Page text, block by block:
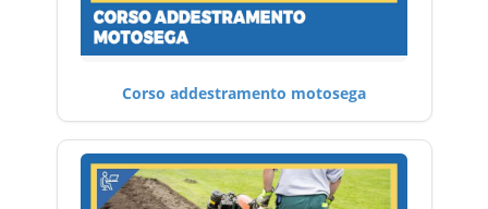
Corso addestramento motosega